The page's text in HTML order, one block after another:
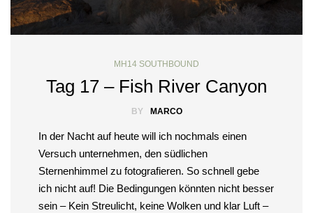
MH14 SOUTHBOUND
Tag 17 – Fish River Canyon
BY MARCO
In der Nacht auf heute will ich nochmals einen
Versuch unternehmen, den südlichen
Sternenhimmel zu fotografieren. So schnell gebe
ich nicht auf! Die Bedingungen könnten nicht besser
sein – Kein Streulicht, keine Wolken und klar Luft –